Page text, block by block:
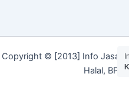
Copyright © [2013] Info Jasa |
Halal,